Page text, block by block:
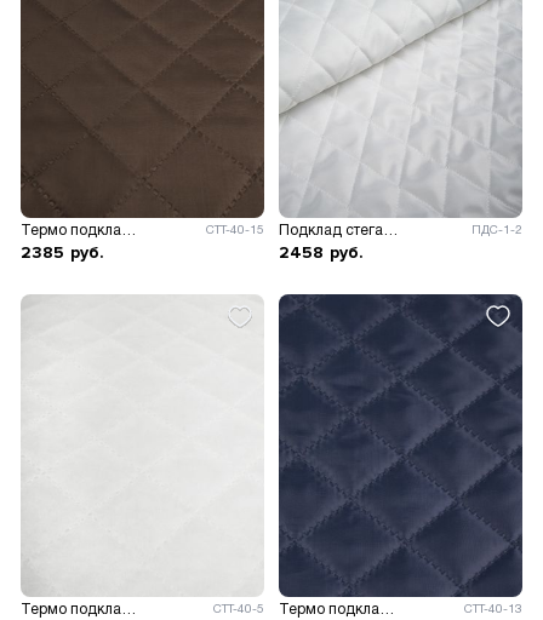
Термо подклад на синтепоне СТТ-40-15
2385 руб.
Подклад стеганый на синтепоне ПДС-1-2
2458 руб.
СТТ-40-5 СТТ-40-13